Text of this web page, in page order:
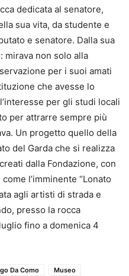
dedicata al senatore,
sua vita, da studente e
e senatore. Dalla sua
mirava non solo alla
per i suoi amati
che avesse lo
per gli studi locali
per attrarre sempre più
Un progetto quello della
del Garda che si realizza
dalla Fondazione, con
l’imminente “Lonato
agli artisti di strada e
presso la rocca
fino a domenica 4
Da Como
Museo